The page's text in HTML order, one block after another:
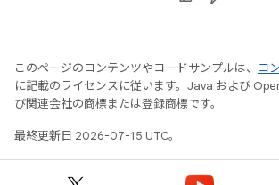
このページのコンテンツやコードサンプルは、
コ
に記載のライセンスに従います。Java および
び関連会社の商標または登録商標です。
最終更新日 2026-07-15 UTC。